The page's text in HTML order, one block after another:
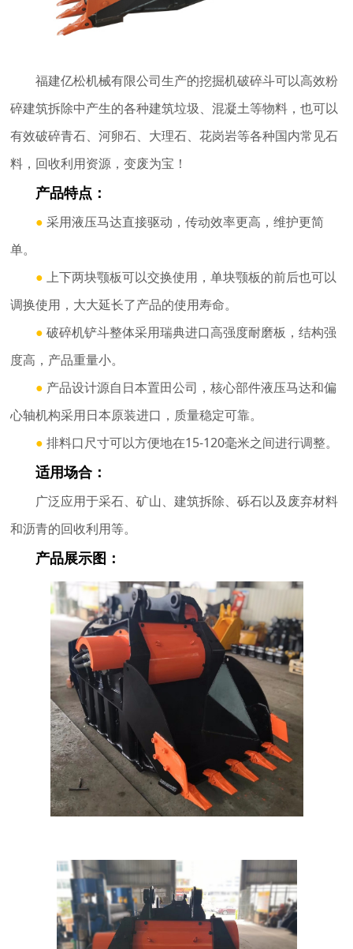
福建亿松机械有限公司生产的挖掘机破碎斗可以高效粉
碎建筑拆除中产生的各种建筑垃圾、混凝土等物料，也可以
有效破碎青石、河卵石、大理石、花岗岩等各种国内常见石
料，回收利用资源，变废为宝！
产品特点：
●采用液压马达直接驱动，传动效率更高，维护更简
单。
●上下两块颚板可以交换使用，单块颚板的前后也可以
调换使用，大大延长了产品的使用寿命。
●破碎机铲斗整体采用瑞典进口高强度耐磨板，结构强
度高，产品重量小。
● 产品设计源自日本置田公司，核心部件液压马达和偏
心轴机构采用日本原装进口，质量稳定可靠。
●排料口尺寸可以方便地在15-120毫米之间进行调整。
适用场合：
广泛应用于采石、矿山、建筑拆除、砾石以及废弃材料
和沥青的回收利用等。
产品展示图：